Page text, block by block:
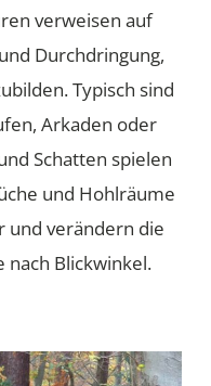
verweisen auf
Durchdringung,
Typisch sind
Arkaden oder
Schatten spielen
und Hohlräume
und verändern die
nach Blickwinkel.